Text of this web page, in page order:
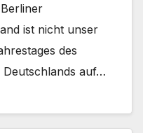
ist nicht unser
des
Deutschlands auf…